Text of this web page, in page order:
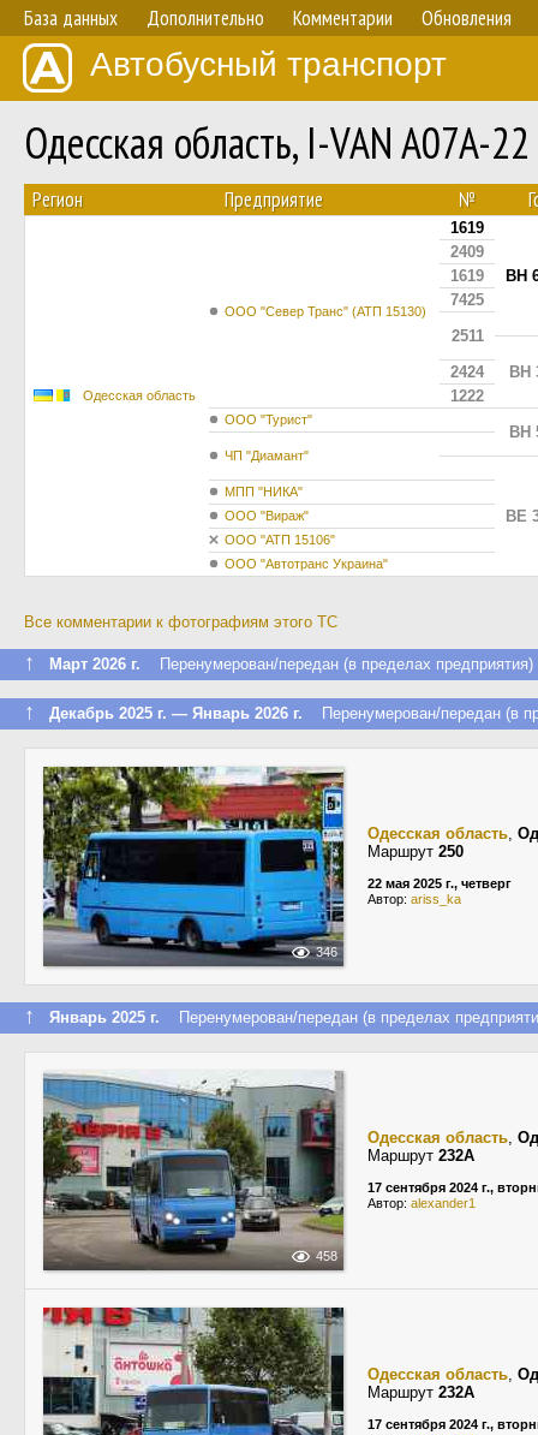
База данных Дополнительно Комментарии Обновления
Автобусный транспорт
Одесская область, I-VAN A07A-
Регион Предприятие №
Одесская область
ООО "Север Транс" (АТП 15130)
1619
BH
2409
1619
7425
2511
BH
2424
1222
ООО "Турист"
BH
ЧП "Диамант"
BE
МПП "НИКА"
ООО "Вираж"
ООО "АТП 15106"
ООО "Автотранс Украина"
Все комментарии к фотографиям этого ТС
↑ Март 2026 г. Перенумерован/передан (в пределах предприятия)
↑ Декабрь 2025 г. — Январь 2026 г. Перенумерован/передан (в
346
Одесская область,
Маршрут 250
22 мая 2025 г., четверг
Автор: ariss_ka
↑ Январь 2025 г. Перенумерован/передан (в пределах
458
Одесская область,
Маршрут 232А
17 сентября 2024 г.,
Автор: alexander1
Одесская область,
Маршрут 232А
17 сентября 2024 г.,